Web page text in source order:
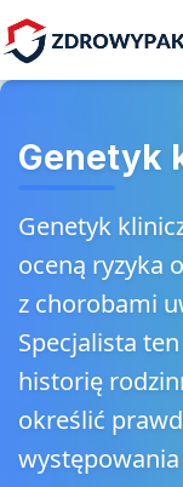
Genetyk
Genetyk
oceną ryzyka
z chorobami
Specjalista
historię
określić